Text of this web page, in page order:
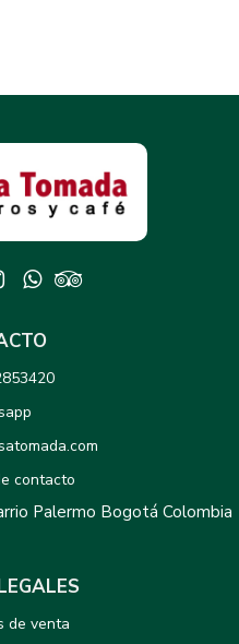
contacto
Palermo Bogotá Colombia
de venta